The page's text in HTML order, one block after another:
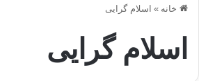
خانه » اسلام گرایی
اسلام گرایی